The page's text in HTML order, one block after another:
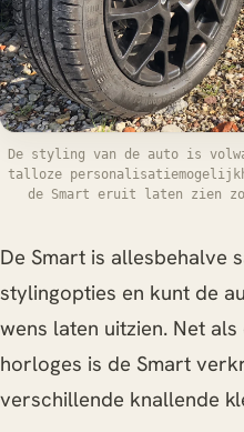
De styling van de auto is
talloze
de Smart eruit laten zien
De Smart is allesbehalve
stylingopties en kunt de
wens laten uitzien. Net
horloges is de Smart
verschillende knallende